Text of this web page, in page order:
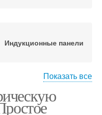
Индукционные панели
Уход за панелью
Показать все